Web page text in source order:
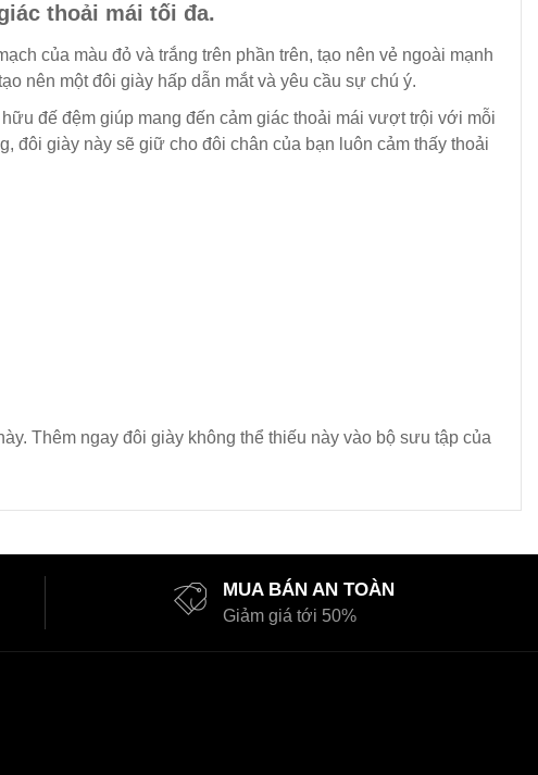
thoải mái tối đa.
của màu đỏ và trắng trên phần trên, tạo nên vẻ ngoài mạnh
nên một đôi giày hấp dẫn mắt và yêu cầu sự chú ý.
đế đệm giúp mang đến cảm giác thoải mái vượt trội với mỗi
đôi giày này sẽ giữ cho đôi chân của bạn luôn cảm thấy thoải
Thêm ngay đôi giày không thể thiếu này vào bộ sưu tập của
MUA BÁN AN TOÀN
Giảm giá tới 50%